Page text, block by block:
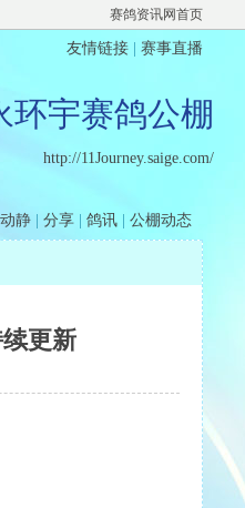
赛鸽资讯网首页
友情链接 赛事直播
环宇赛鸽公棚
http://11Journey.saige.com/
动静 分享 鸽讯 公棚动态
更新